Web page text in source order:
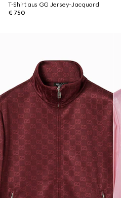
T-Shirt aus GG Jersey-Jacquard
€ 750